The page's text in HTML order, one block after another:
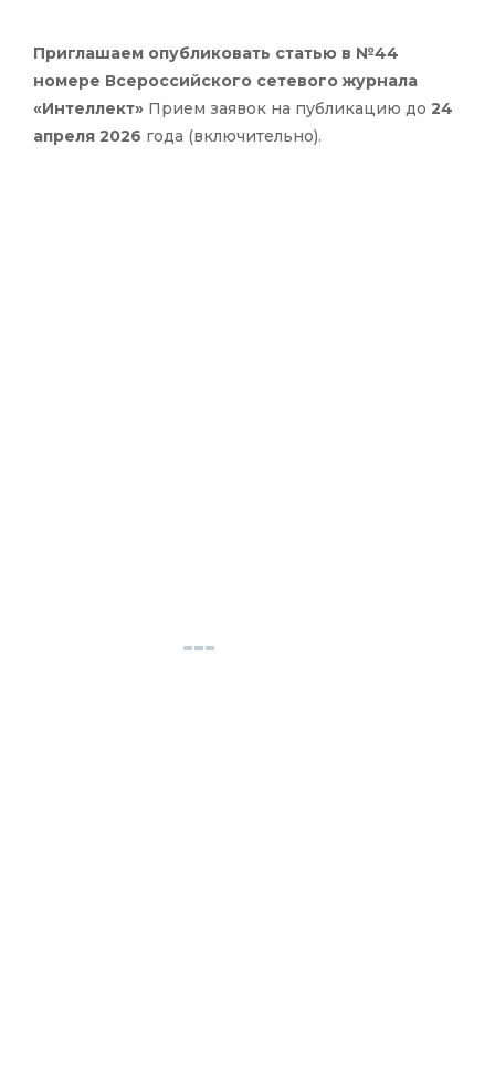
Приглашаем опубликовать статью в №44
номере Всероссийского сетевого журнала
«Интеллект» Прием заявок на публикацию до 24
апреля 2026 года (включительно).